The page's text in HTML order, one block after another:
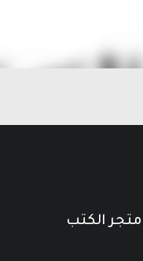
متجر الكتب